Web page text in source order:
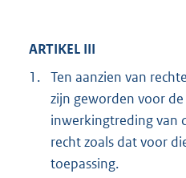
ARTIKEL III
1. Ten aanzien van
zijn geworden voor
inwerkingtreding van
recht zoals dat voor
toepassing.